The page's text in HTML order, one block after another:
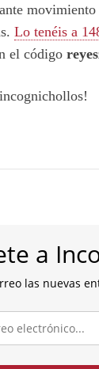
Lo tenéis a
el código
a
las nuevas